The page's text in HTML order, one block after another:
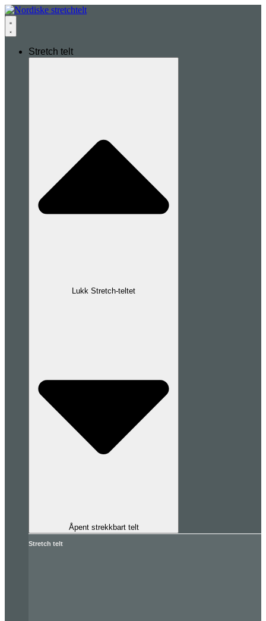
Stretch telt
Lukk Stretch-teltet
Åpent strekkbart telt
Stretch telt